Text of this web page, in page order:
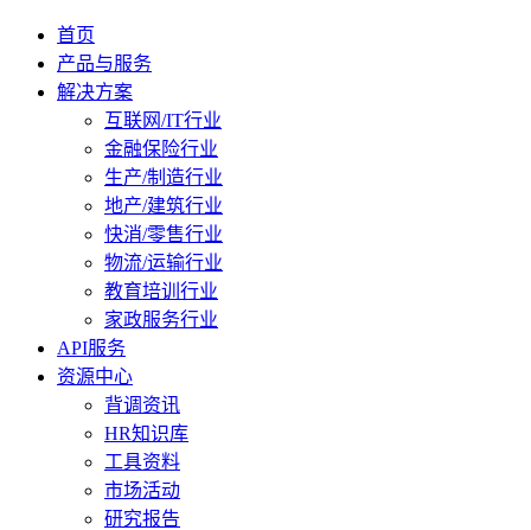
首页
产品与服务
解决方案
互联网/IT行业
金融保险行业
生产/制造行业
地产/建筑行业
快消/零售行业
物流/运输行业
教育培训行业
家政服务行业
API服务
资源中心
背调资讯
HR知识库
工具资料
市场活动
研究报告